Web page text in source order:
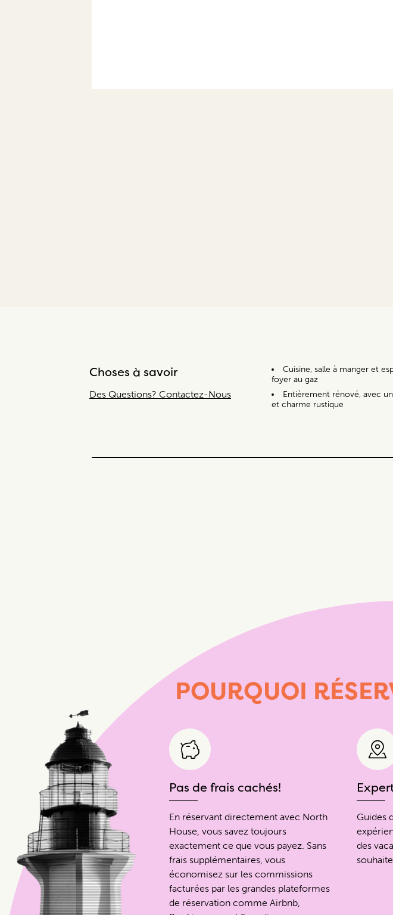
Choses à savoir
Cuisine, salle à manger et
foyer au gaz
Entièrement rénové, avec
et charme rustique
Des Questions? Contactez-Nous
POURQUOI
Pas de frais cachés!
En réservant directement avec North
House, vous savez toujours
exactement ce que vous payez. Sans
frais supplémentaires, vous
économisez sur les commissions
facturées par les grandes plateformes
de réservation comme Airbnb,
Guides
des